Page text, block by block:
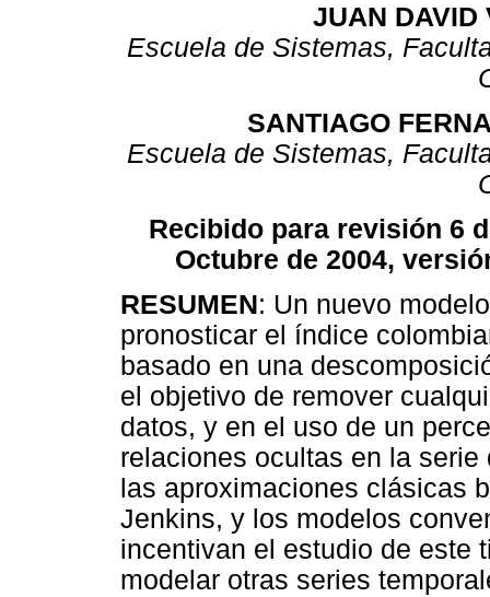
JUAN DAVID
Escuela de Sistemas,
SANTIAGO
Escuela de Sistemas,
Recibido para revisión 6
Octubre de 2004,
RESUMEN: Un nuevo
pronosticar el índice
basado en una
el objetivo de remover
datos, y en el uso de un
relaciones ocultas en la
las aproximaciones clásicas
Jenkins, y los modelos
incentivan el estudio de este
modelar otras series